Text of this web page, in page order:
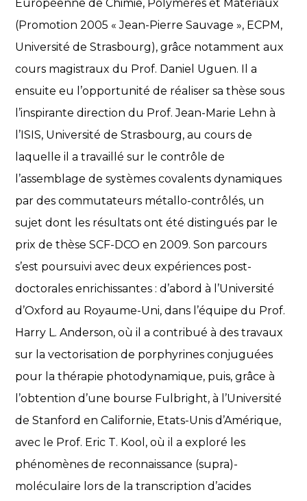
Européenne de Chimie, Polymères et Matériaux
(Promotion 2005 « Jean-Pierre Sauvage », ECPM,
Université de Strasbourg), grâce notamment aux
cours magistraux du Prof. Daniel Uguen. Il a
ensuite eu l’opportunité de réaliser sa thèse sous
l’inspirante direction du Prof. Jean-Marie Lehn à
l’ISIS, Université de Strasbourg, au cours de
laquelle il a travaillé sur le contrôle de
l’assemblage de systèmes covalents dynamiques
par des commutateurs métallo-contrôlés, un
sujet dont les résultats ont été distingués par le
prix de thèse SCF-DCO en 2009. Son parcours
s’est poursuivi avec deux expériences post-
doctorales enrichissantes : d’abord à l’Université
d’Oxford au Royaume-Uni, dans l’équipe du Prof.
Harry L. Anderson, où il a contribué à des travaux
sur la vectorisation de porphyrines conjuguées
pour la thérapie photodynamique, puis, grâce à
l’obtention d’une bourse Fulbright, à l’Université
de Stanford en Californie, Etats-Unis d’Amérique,
avec le Prof. Eric T. Kool, où il a exploré les
phénomènes de reconnaissance (supra)-
moléculaire lors de la transcription d’acides